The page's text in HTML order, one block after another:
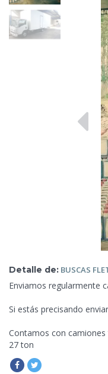
Detalle de: BUSCAS
Enviamos regularmente
Si estás precisando
Contamos con
27 ton